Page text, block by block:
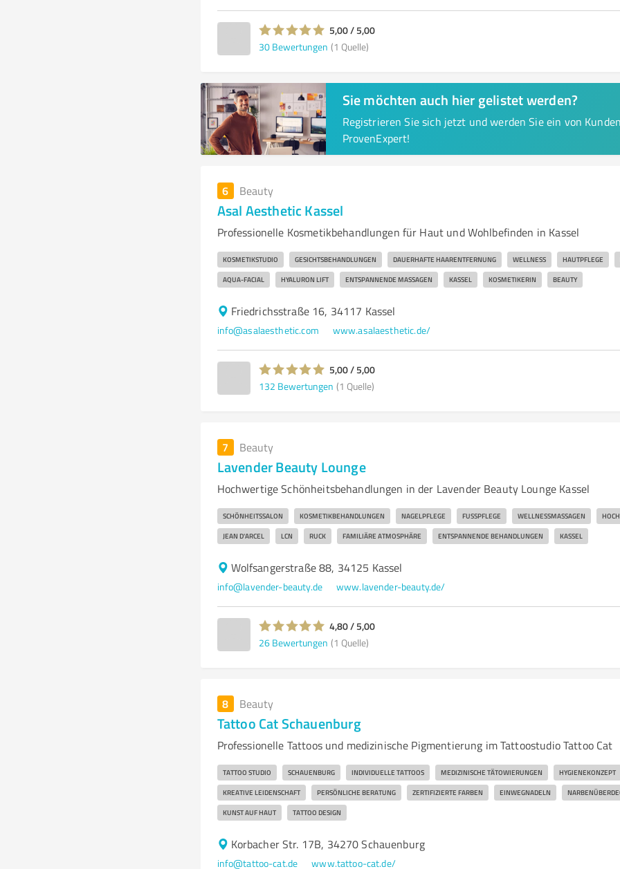
5,00 / 5,00
30 Bewertungen (1 Quelle)
Sie möchten auch hier gelistet werden?
Registrieren Sie sich jetzt und werden Sie ein von
ProvenExpert!
6 Beauty
Asal Aesthetic Kassel
Professionelle Kosmetikbehandlungen für Haut und Wohlbefinden in Kassel
KOSMETIKSTUDIO GESICHTSBEHANDLUNGEN DAUERHAFTE HAARENTFERNUNG WELLNESS HAUTPFLEGE
AQUA-FACIAL HYALURON LIFT ENTSPANNENDE MASSAGEN KASSEL KOSMETIKERIN BEAUTY
Friedrichsstraße 16, 34117 Kassel
info@asalaesthetic.com www.asalaesthetic.de/
5,00 / 5,00
132 Bewertungen (1 Quelle)
7 Beauty
Lavender Beauty Lounge
Hochwertige Schönheitsbehandlungen in der Lavender Beauty Lounge Kassel
SCHÖNHEITSSALON KOSMETIKBEHANDLUNGEN NAGELPFLEGE FUSSPFLEGE WELLNESSMASSAGEN
JEAN D'ARCEL LCN RUCK FAMILIÄRE ATMOSPHÄRE ENTSPANNENDE BEHANDLUNGEN KASSEL
Wolfsangerstraße 88, 34125 Kassel
info@lavender-beauty.de www.lavender-beauty.de/
4,80 / 5,00
26 Bewertungen (1 Quelle)
8 Beauty
Tattoo Cat Schauenburg
Professionelle Tattoos und medizinische Pigmentierung im Tattoostudio Tattoo Cat
TATTOO STUDIO SCHAUENBURG INDIVIDUELLE TATTOOS MEDIZINISCHE TÄTOWIERUNGEN HYGIENEKONZEPT
KREATIVE LEIDENSCHAFT PERSÖNLICHE BERATUNG ZERTIFIZIERTE FARBEN EINWEGNADELN
KUNST AUF HAUT TATTOO DESIGN
Korbacher Str. 17B, 34270 Schauenburg
info@tattoo-cat.de www.tattoo-cat.de/